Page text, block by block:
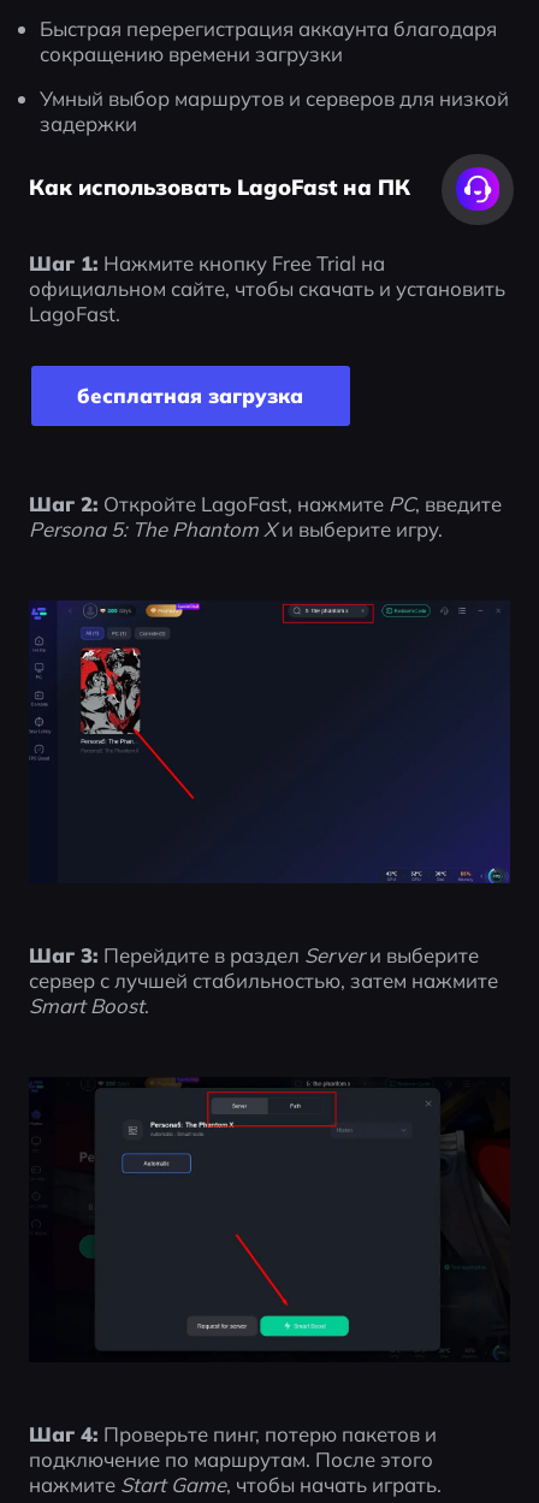
Быстрая перерегистрация аккаунта благодаря
сокращению времени загрузки
Умный выбор маршрутов и серверов для низкой
задержки
Как использовать LagoFast на ПК
Шаг 1: Нажмите кнопку Free Trial на
официальном сайте, чтобы скачать и установить
LagoFast.
бесплатная загрузка
Шаг 2: Откройте LagoFast, нажмите PC
, введите
Persona 5: The Phantom X и выберите игру.
Шаг 3: Перейдите в раздел Server и выберите
сервер с лучшей стабильностью, затем нажмите
Smart Boost.
Шаг 4: Проверьте пинг, потерю пакетов и
подключение по маршрутам. После этого
нажмите Start Game, чтобы начать играть.